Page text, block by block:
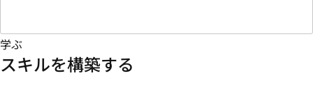
学ぶ
スキルを構築する